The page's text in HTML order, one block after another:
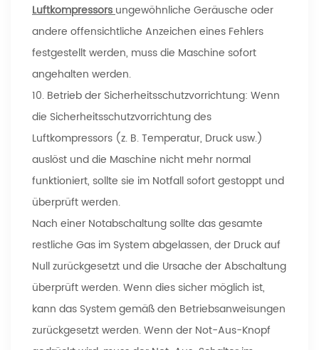
Luftkompressorsungewöhnliche Geräusche oder
andere offensichtliche Anzeichen eines Fehlers
festgestellt werden, muss die Maschine sofort
angehalten werden.
10. Betrieb der Sicherheitsschutzvorrichtung: Wenn
die Sicherheitsschutzvorrichtung des
Luftkompressors (z. B. Temperatur, Druck usw.)
auslöst und die Maschine nicht mehr normal
funktioniert, sollte sie im Notfall sofort gestoppt und
überprüft werden.
Nach einer Notabschaltung sollte das gesamte
restliche Gas im System abgelassen, der Druck auf
Null zurückgesetzt und die Ursache der Abschaltung
überprüft werden. Wenn dies sicher möglich ist,
kann das System gemäß den Betriebsanweisungen
zurückgesetzt werden. Wenn der Not-Aus-Knopf